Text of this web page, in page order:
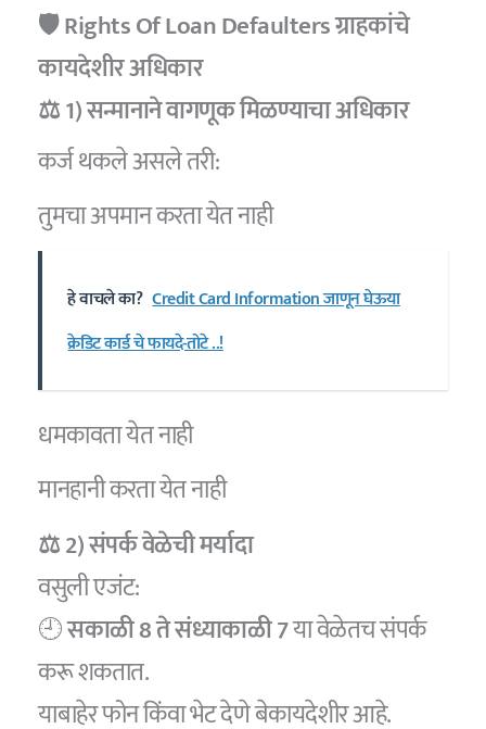
🛡️ Rights Of Loan Defaulters ग्राहकांचे
कायदेशीर अधिकार
⚖️ 1) सन्मानाने वागणूक मिळण्याचा अधिकार
कर्ज थकले असले तरी:
तुमचा अपमान करता येत नाही
हे वाचले का? Credit Card Information जाणून घेऊया
क्रेडिट कार्ड चे फायदे-तोटे ..!
धमकावता येत नाही
मानहानी करता येत नाही
⚖️ 2) संपर्क वेळेची मर्यादा
वसुली एजंट:
🕘सकाळी 8 ते संध्याकाळी 7या वेळेतच संपर्क
करू शकतात.
याबाहेर फोन किंवा भेट देणे बेकायदेशीर आहे.